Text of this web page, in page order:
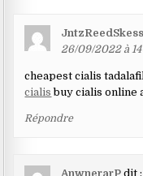
JntzReedSkess
26/09/2022 à
cheapest cialis
cialis buy cialis online
Répondre
AnwnerarP dit :